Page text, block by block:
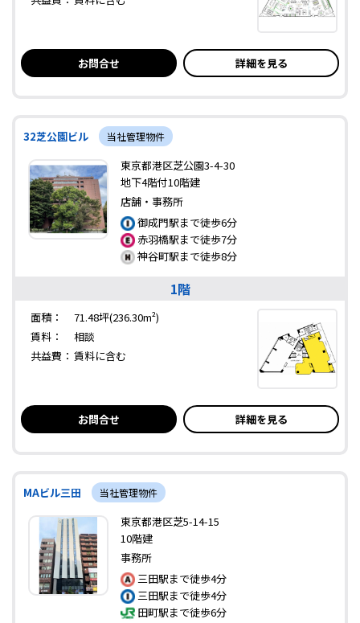
お問合せ 詳細を見る
32芝公園ビル 当社管理物件
東京都港区芝公園3-4-30
地下4階付10階建
店舗・事務所
御成門駅まで徒歩6分
赤羽橋駅まで徒歩7分
神谷町駅まで徒歩8分
1階
面積：
71.48坪(236.30m²)
賃料：
相談
共益費： 賃料に含む
お問合せ 詳細を見る
MAビル三田 当社管理物件
東京都港区芝5-14-15
10階建
事務所
三田駅まで徒歩4分
三田駅まで徒歩4分
田町駅まで徒歩6分